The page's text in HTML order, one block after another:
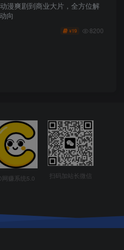
漫爽剧到商业大片，全方位解
向
¥19 8200
网赚系统5.0 扫码加站长微信